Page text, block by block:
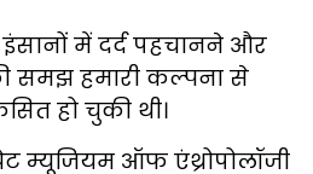
में दर्द पहचानने और
समझ हमारी कल्पना से
हो चुकी थी।
म्यूजियम ऑफ एंथ्रोपोलॉजी